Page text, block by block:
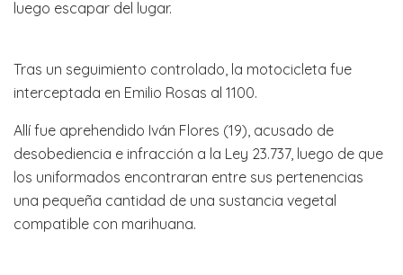
luego escapar del lugar.
Tras un seguimiento controlado, la motocicleta fue
interceptada en Emilio Rosas al 1100.
Allí fue aprehendido Iván Flores (19), acusado de
desobediencia e infracción a la Ley 23.737, luego de que
los uniformados encontraran entre sus pertenencias
una pequeña cantidad de una sustancia vegetal
compatible con marihuana.